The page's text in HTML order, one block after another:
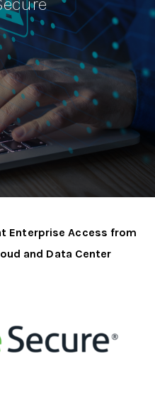
Enterprise Access from
and Data Center